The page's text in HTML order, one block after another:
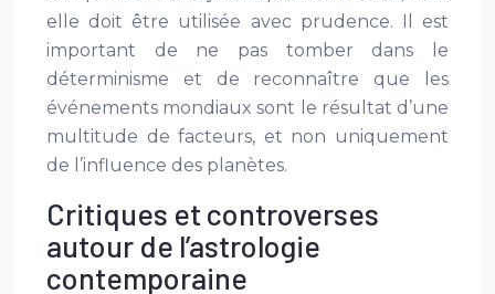
elle doit être utilisée avec prudence. Il est
important de ne pas tomber dans le
déterminisme et de reconnaître que les
événements mondiaux sont le résultat d’une
multitude de facteurs, et non uniquement
de l’influence des planètes.
Critiques et controverses
autour de l’astrologie
contemporaine